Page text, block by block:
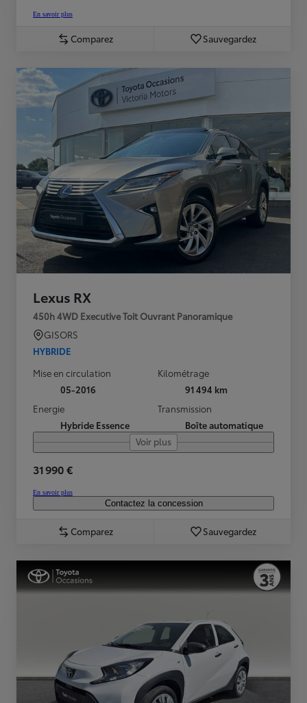
En savoir plus
Comparez Sauvegardez
Lexus RX
450h 4WD Executive Toit Ouvrant Panoramique
GISORS
HYBRIDE
Mise en circulation
05-2016
Kilométrage
91 494 km
Energie
Hybride Essence
Transmission
Boîte automatique
Voir plus
31 990 €
En savoir plus
Contactez la concession
Comparez Sauvegardez